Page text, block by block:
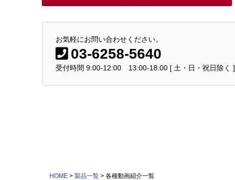
お気軽にお問い合わせください。
03-6258-5640
受付時間 9:00-12:00 13:00-18:00 [ 土・日・祝日除く ]
HOME > 製品一覧 > 各種動画紹介一覧